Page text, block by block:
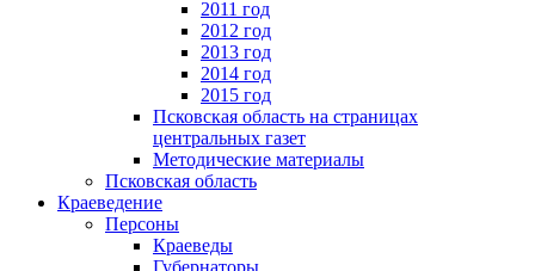
2011 год
2012 год
2013 год
2014 год
2015 год
Псковская область на страницах
центральных газет
Методические материалы
Псковская область
Краеведение
Персоны
Краеведы
Губернаторы